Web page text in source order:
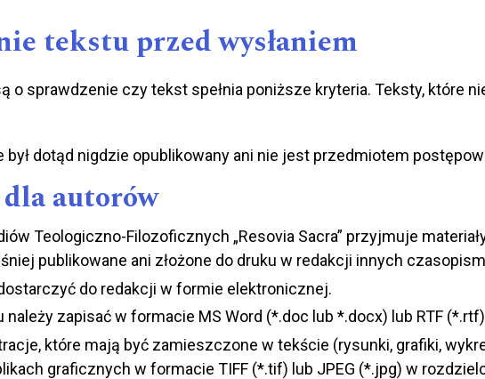
tekstu przed wysłaniem
o sprawdzenie czy tekst spełnia poniższe kryteria. Teksty, które
był dotąd nigdzie opublikowany ani nie jest przedmiotem
autorów
Teologiczno-Filozoficznych „Resovia Sacra” przyjmuje
publikowane ani złożone do druku w redakcji innych
do redakcji w formie elektronicznej.
należy zapisać w formacie MS Word (*.doc lub *.docx) lub RTF
które mają być zamieszczone w tekście (rysunki, grafiki,
graficznych w formacie TIFF (*.tif) lub JPEG (*.jpg) w